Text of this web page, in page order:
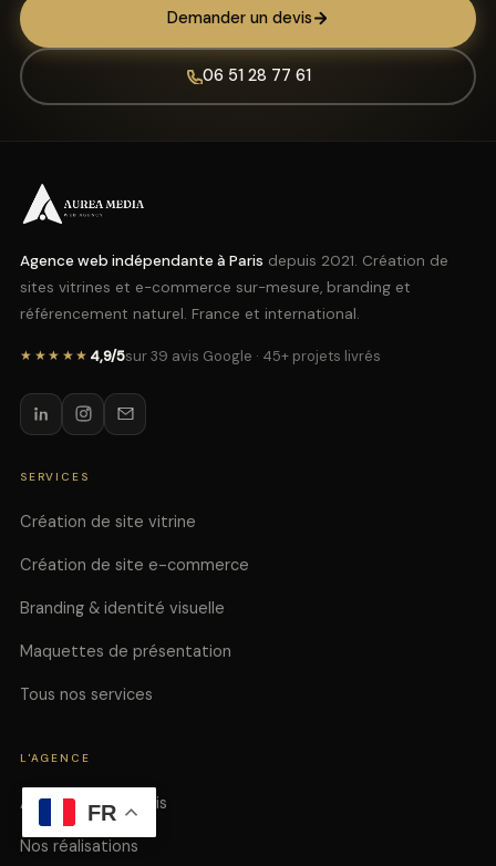
Demander un devis
06 51 28 77 61
Agence web indépendante à Paris depuis 2021. Création de
sites vitrines et e-commerce sur-mesure, branding et
référencement naturel. France et international.
★★★★★ 4,9/5sur 39 avis Google · 45+ projets livrés
SERVICES
Création de site vitrine
Création de site e-commerce
Branding & identité visuelle
Maquettes de présentation
Tous nos services
L'AGENCE
Agence web à Paris
Nos réalisations
FR